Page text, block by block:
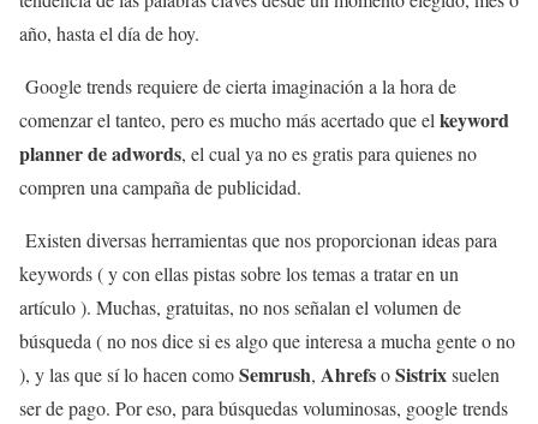
año, hasta el día de hoy.
Google trends requiere de cierta imaginación a la hora de
comenzar el tanteo, pero es mucho más acertado que el keyword
planner de adwords, el cual ya no es gratis para quienes no
compren una campaña de publicidad.
Existen diversas herramientas que nos proporcionan ideas para
keywords ( y con ellas pistas sobre los temas a tratar en un
artículo ). Muchas, gratuitas, no nos señalan el volumen de
búsqueda ( no nos dice si es algo que interesa a mucha gente o no
), y las que sí lo hacen comoSemrush, AhrefsoSistrixsuelen
ser de pago. Por eso, para búsquedas voluminosas, google trends